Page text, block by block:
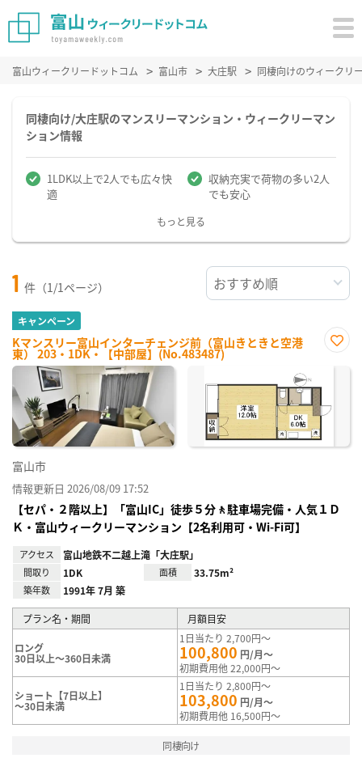
富山ウィークリードットコム 富山市 大庄駅 同棲向けのウィークリ
同棲向け/大庄駅のマンスリーマンション・ウィークリーマン
ション情報
1LDK以上で2人でも広々快
適
収納充実で荷物の多い2人
でも安心
もっと見る
1 件（1/1ページ）
キャンペーン
Kマンスリー富山インターチェンジ前（富山きときと空港
東） 203・1DK・【中部屋】(No.483487)
に入
富山市
情報更新日 2026/08/09 17:52
【セパ・２階以上】「富山IC」徒歩５分🚶駐車場完備・人気１Ｄ
Ｋ・富山ウィークリーマンション【2名利用可・Wi-Fi可】
アクセス 富山地鉄不二越上滝「大庄駅」
間取り 1DK 面積 33.75m²
築年数 1991年 7月 築
プラン名・期間 月額目安
ロング
30日以上～360日未満
1日当たり 2,700円～
100,800 円/月～
初期費用他 22,000円～
ショート【7日以上】
～30日未満
1日当たり 2,800円～
103,800 円/月～
初期費用他 16,500円～
同棲向け